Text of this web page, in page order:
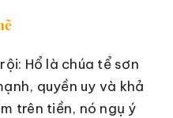
Hổ là chúa tể sơn
quyền uy và khả
trên tiền, nó ngụ ý